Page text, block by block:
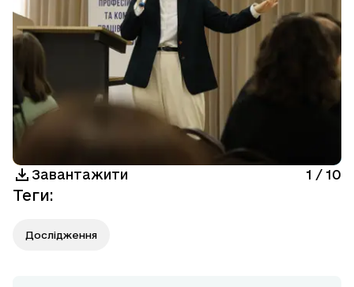
Завантажити 1 / 10
Теги:
Дослідження